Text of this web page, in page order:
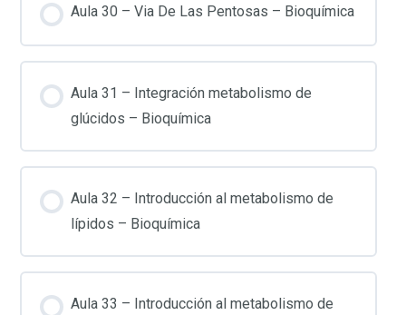
Aula 30 – Via De Las Pentosas – Bioquímica
Aula 31 – Integración metabolismo de
glúcidos – Bioquímica
Aula 32 – Introducción al metabolismo de
lípidos – Bioquímica
Aula 33 – Introducción al metabolismo de